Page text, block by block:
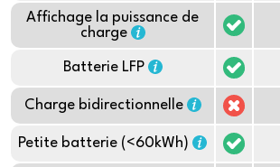
Affichage la puissance de
charge
Batterie LFP
Charge bidirectionnelle
Petite batterie (<60kWh)